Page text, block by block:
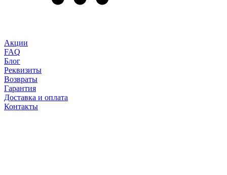
Акции
FAQ
Блог
Реквизиты
Возвраты
Гарантия
Доставка и оплата
Контакты